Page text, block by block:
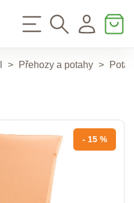
> Přehozy a potahy >
- 15 %